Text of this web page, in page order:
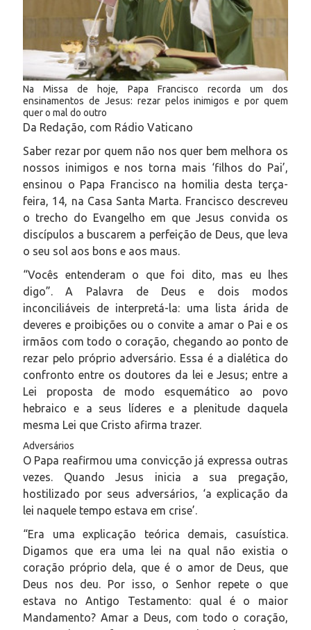
Na Missa de hoje, Papa Francisco recorda um dos
ensinamentos de Jesus: rezar pelos inimigos e por quem
quer o mal do outro
Da Redação, com Rádio Vaticano
Saber rezar por quem não nos quer bem melhora os
nossos inimigos e nos torna mais ‘filhos do Pai’,
ensinou o Papa Francisco na homilia desta terça-
feira, 14, na Casa Santa Marta. Francisco descreveu
o trecho do Evangelho em que Jesus convida os
discípulos a buscarem a perfeição de Deus, que leva
o seu sol aos bons e aos maus.
“Vocês entenderam o que foi dito, mas eu lhes
digo”. A Palavra de Deus e dois modos
inconciliáveis de interpretá-la: uma lista árida de
deveres e proibições ou o convite a amar o Pai e os
irmãos com todo o coração, chegando ao ponto de
rezar pelo próprio adversário. Essa é a dialética do
confronto entre os doutores da lei e Jesus; entre a
Lei proposta de modo esquemático ao povo
hebraico e a seus líderes e a plenitude daquela
mesma Lei que Cristo afirma trazer.
Adversários
O Papa reafirmou uma convicção já expressa outras
vezes. Quando Jesus inicia a sua pregação,
hostilizado por seus adversários, ‘a explicação da
lei naquele tempo estava em crise’.
“Era uma explicação teórica demais, casuística.
Digamos que era uma lei na qual não existia o
coração próprio dela, que é o amor de Deus, que
Deus nos deu. Por isso, o Senhor repete o que
estava no Antigo Testamento: qual é o maior
Mandamento? Amar a Deus, com todo o coração,